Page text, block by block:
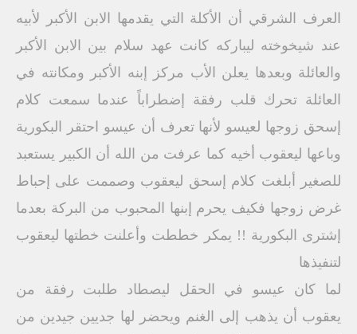
العرف الشرقي أن الأكلة التي يقدمها الابن الأكبر لأبيه
عند شيخوخته ليباركه كانت عهد سلام بين الابن الأكبر
والعائلة وبعدها يعلن الأب مركز إبنه الأكبر ومكانته في
العائلة تحرك قلب رفقة إضطراباً عندما سمعت كلام
إسحق زوجها لعيسو لأنها تعرف أن عيسو احتقر البكورية
وباعها ليعقوب أخيه كما عرفت من الله أن الكبير يستعبد
للصغير أبلغت كلام إسحق ليعقوب وصممت على إحباط
غرض زوجها فكيف يحرم إبنها المحبوب من البركة بعدما
إشترى البكورية !! يمكر خططت وأعلنت خطتها ليعقوب
لتنفيذها
لما كان عيسو في الحقل ليصطاد طلبت رفقة من
يعقوب أن يذهب إلى الغنم ويحضر لها جديين جيدين من